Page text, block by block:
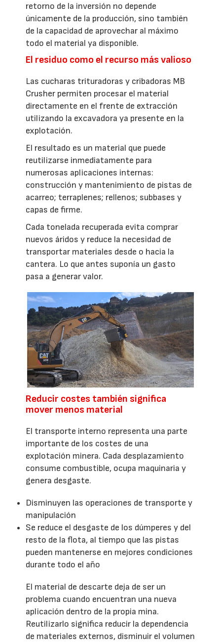
retorno de la inversión no depende
únicamente de la producción, sino también
de la capacidad de aprovechar al máximo
todo el material ya disponible.
El residuo como el recurso más valioso
Las cucharas trituradoras y cribadoras MB
Crusher permiten procesar el material
directamente en el frente de extracción
utilizando la excavadora ya presente en la
explotación.
El resultado es un material que puede
reutilizarse inmediatamente para
numerosas aplicaciones internas:
construcción y mantenimiento de pistas de
acarreo; terraplenes; rellenos; subbases y
capas de firme.
Cada tonelada recuperada evita comprar
nuevos áridos y reduce la necesidad de
transportar materiales desde o hacia la
cantera. Lo que antes suponía un gasto
pasa a generar valor.
Reducir costes también significa
mover menos material
El transporte interno representa una parte
importante de los costes de una
explotación minera. Cada desplazamiento
consume combustible, ocupa maquinaria y
genera desgaste.
Disminuyen las operaciones de transporte y
manipulación
Se reduce el desgaste de los dúmperes y del
resto de la flota, al tiempo que las pistas
pueden mantenerse en mejores condiciones
durante todo el año
El material de descarte deja de ser un
problema cuando encuentran una nueva
aplicación dentro de la propia mina.
Reutilizarlo significa reducir la dependencia
de materiales externos, disminuir el volumen